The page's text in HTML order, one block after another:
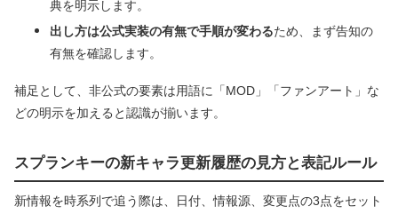
典を明示します。
出し方は公式実装の有無で手順が変わるため、まず告知の
有無を確認します。
補足として、非公式の要素は用語に「MOD」「ファンアート」な
どの明示を加えると認識が揃います。
スプランキーの新キャラ更新履歴の見方と表記ルール
新情報を時系列で追う際は、日付、情報源、変更点の3点をセット